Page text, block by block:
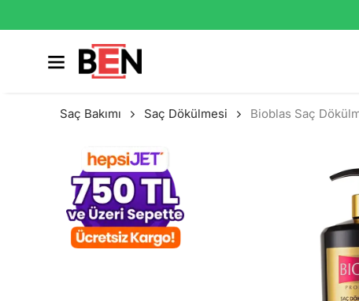
Saç Bakımı Saç Dökülmesi Bioblas Saç